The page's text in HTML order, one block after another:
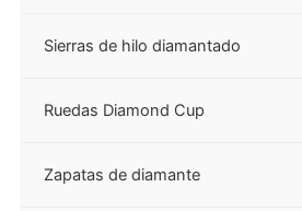
Sierras de hilo diamantado
Ruedas Diamond Cup
Zapatas de diamante